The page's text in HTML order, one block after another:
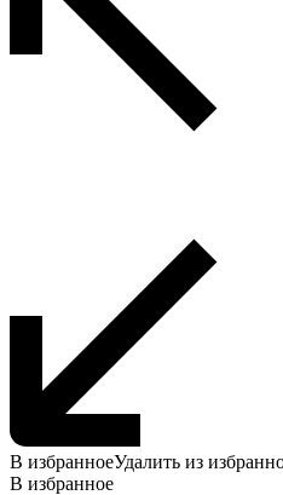
В избранноеУдалить из
В избранное